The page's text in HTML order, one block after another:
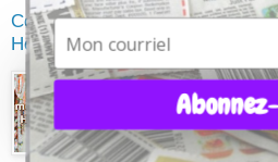
Comment économiser chez
Home Depot
Il y a 20 magasins
une chaîne de
des produits à